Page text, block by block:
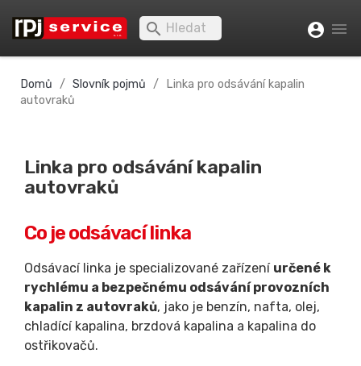
 account_circle 
Domů Slovník pojmů
Linka pro odsávání kapalin
autovraků
Linka pro odsávání kapalin
autovraků
Co je odsávací linka
Odsávací linka je specializované zařízení určené k
rychlému a bezpečnému odsávání provozních
kapalin z autovraků, jako je benzín, nafta, olej,
chladící kapalina, brzdová kapalina a kapalina do
ostřikovačů.